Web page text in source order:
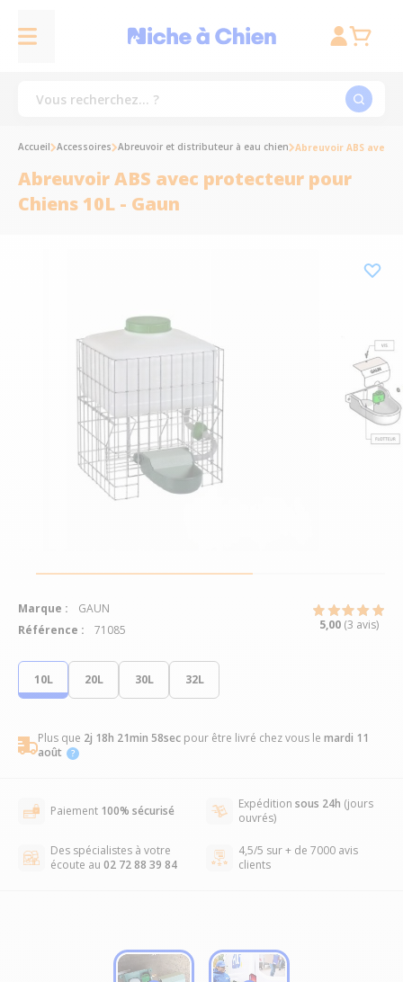
10L 20L 30L 32L
Plus que 2j 18h 21min 57sec pour être livré chez vous le mardi 11
août
Paiement 100% sécurisé Expédition sous 24h (jours
ouvrés)
Des spécialistes à votre
écoute au 02 72 88 39 84
4,5/5 sur + de 7000 avis
clients
Accueil Accessoires Abreuvoir et distributeur à eau chien Abreuvoir ABS avec
Abreuvoir ABS avec protecteur pour
Chiens 10L - Gaun
Marque :
GAUN
Référence :
71085 5,00 (3 avis)